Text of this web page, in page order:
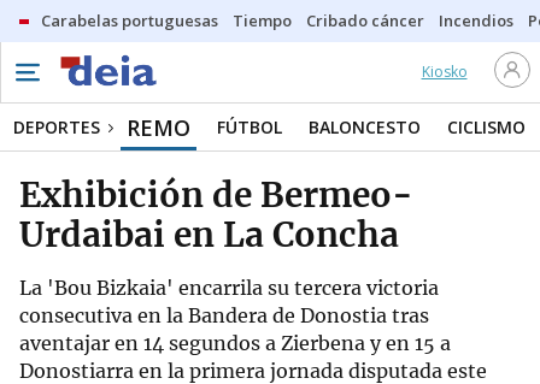
Carabelas portuguesas Tiempo Cribado cáncer Incendios
Kiosko
DEPORTES REMO FÚTBOL BALONCESTO CICLISMO
Exhibición de Bermeo-
Urdaibai en La Concha
La 'Bou Bizkaia' encarrila su tercera victoria
consecutiva en la Bandera de Donostia tras
aventajar en 14 segundos a Zierbena y en 15 a
Donostiarra en la primera jornada disputada este